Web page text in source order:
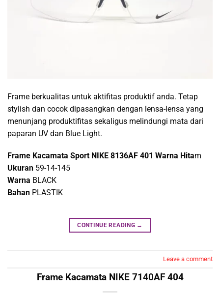
Frame berkualitas untuk aktifitas produktif anda. Tetap
stylish dan cocok dipasangkan dengan lensa-lensa yang
menunjang produktifitas sekaligus melindungi mata dari
paparan UV dan Blue Light.
Frame Kacamata Sport NIKE 8136AF 401 Warna Hitam
Ukuran 59-14-145
Warna BLACK
Bahan PLASTIK
CONTINUE READING →
Leave a comment
Frame Kacamata NIKE 7140AF 404